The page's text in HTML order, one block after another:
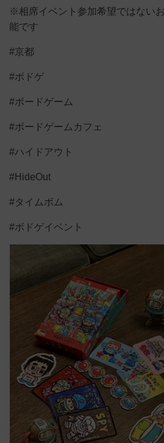
※相席イベント参加希望ではない
能です
#京都
#ボドゲ
#ボードゲーム
#ボードゲームカフェ
#ハイドアウト
#HideOut
#タイムボム
#ボドゲイベント